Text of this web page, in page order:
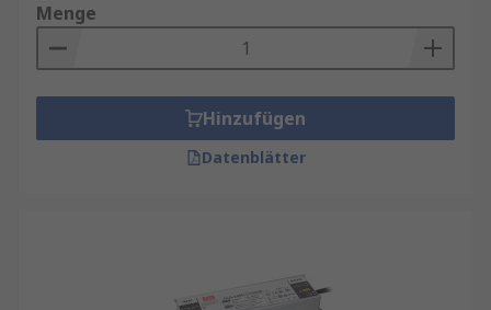
Menge
Hinzufügen
Datenblätter